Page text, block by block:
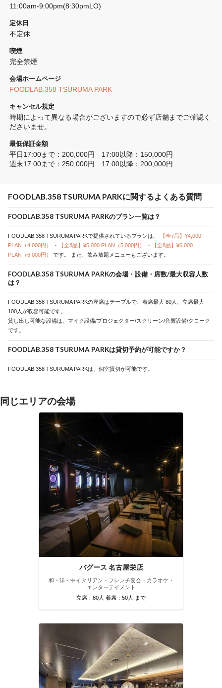
11:00am-9:00pm(8:30pmLO)
定休日
不定休
喫煙
完全禁煙
会場ホームページ
FOODLAB.358 TSURUMA PARK
キャンセル規定
時期によって異なる場合がございますので必ず店舗までご確認く
ださいませ。
最低保証金額
平日17:00まで：200,000円　17:00以降：150,000円
週末17:00まで：250,000円　17:00以降：200,000円
FOODLAB.358 TSURUMA PARKに関するよくある質問
FOODLAB.358 TSURUMA PARKのプラン一覧は？
FOODLAB.358 TSURUMA PARKで提供されているプランは、
【全7品】¥4,000
PLAN（4,000円）
・ 【全8品】¥5,000 PLAN（5,000円） ・
【全8品】¥6,000
PLAN（6,000円） です。 また、飲み放題メニューもございます。
FOODLAB.358 TSURUMA PARKの会場・設備・席数/最大収容人数
は？
FOODLAB.358 TSURUMA PARKの座席はテーブルで、着席最大 80人、立席最大
100人が収容可能です。
貸し出し可能な設備は、マイク設備/プロジェクター/スクリーン/音響設備/クローク
です。
FOODLAB.358 TSURUMA PARKは貸切予約が可能ですか？
FOODLAB.358 TSURUMA PARKは、個室貸切が可能です。
同じエリアの会場
バグース 名古屋栄店
和・洋・中イタリアン・フレンチ宴会・カラオケ・
エンターテイメント
立席：80人 着席：50人 まで